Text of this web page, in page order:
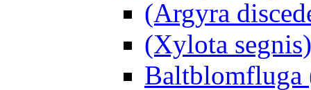
(Argyra
(Xylota segnis)
Baltblomfluga